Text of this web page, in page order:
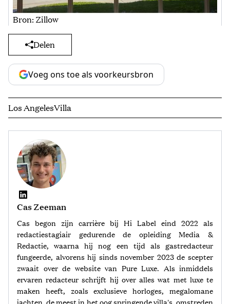
Bron: Zillow
Delen
Voeg ons toe als voorkeursbron
Los AngelesVilla
Cas Zeeman
Cas begon zijn carrière bij Hi Label eind 2022 als
redactiestagiair gedurende de opleiding Media &
Redactie, waarna hij nog een tijd als gastredacteur
fungeerde, alvorens hij sinds november 2023 de scepter
zwaait over de website van Pure Luxe. Als inmiddels
ervaren redacteur schrijft hij over alles wat met luxe te
maken heeft, zoals exclusieve horloges, megalomane
jachten, de meest in het oog springende villa's, omstreden